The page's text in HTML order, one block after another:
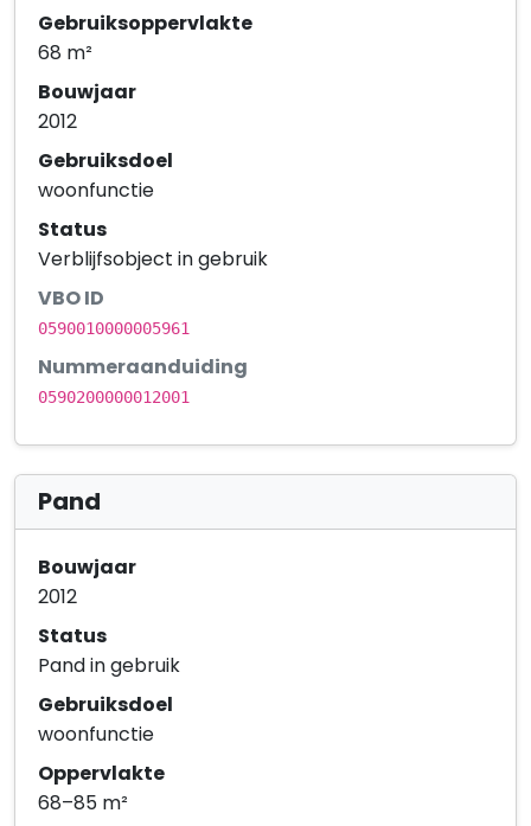
Gebruiksoppervlakte
68 m²
Bouwjaar
2012
Gebruiksdoel
woonfunctie
Status
Verblijfsobject in gebruik
VBO ID
0590010000005961
Nummeraanduiding
0590200000012001
Pand
Bouwjaar
2012
Status
Pand in gebruik
Gebruiksdoel
woonfunctie
Oppervlakte
68–85 m²